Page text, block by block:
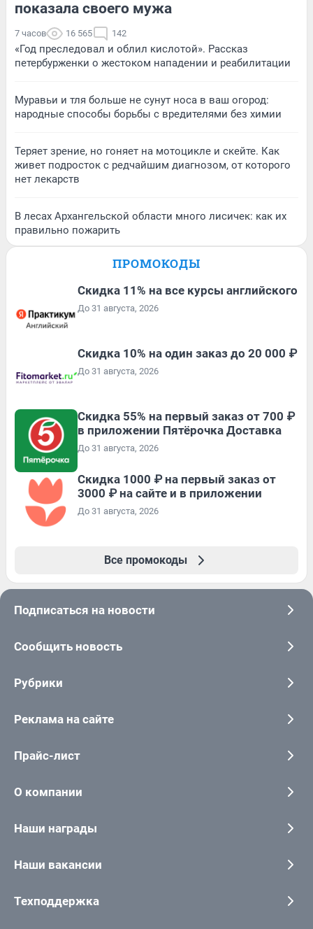
показала своего мужа
7 часов 16 565 142
«Год преследовал и облил кислотой». Рассказ
петербурженки о жестоком нападении и реабилитации
Муравьи и тля больше не сунут носа в ваш огород:
народные способы борьбы с вредителями без химии
Теряет зрение, но гоняет на мотоцикле и скейте. Как
живет подросток с редчайшим диагнозом, от которого
нет лекарств
В лесах Архангельской области много лисичек: как их
правильно пожарить
ПРОМОКОДЫ
Скидка 11% на все курсы английского
До 31 августа, 2026
Скидка 10% на один заказ до 20 000 ₽
До 31 августа, 2026
Скидка 55% на первый заказ от 700 ₽
в приложении Пятёрочка Доставка
До 31 августа, 2026
Скидка 1000 ₽ на первый заказ от
3000 ₽ на сайте и в приложении
До 31 августа, 2026
Все промокоды
Подписаться на новости
Сообщить новость
Рубрики
Реклама на сайте
Прайс-лист
О компании
Наши награды
Наши вакансии
Техподдержка